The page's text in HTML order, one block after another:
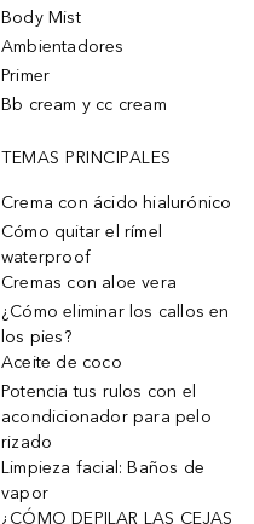
Body Mist
Ambientadores
Primer
Bb cream y cc cream
TEMAS PRINCIPALES
Crema con ácido hialurónico
Cómo quitar el rímel
waterproof
Cremas con aloe vera
¿Cómo eliminar los callos en
los pies?
Aceite de coco
Potencia tus rulos con el
acondicionador para pelo
rizado
Limpieza facial: Baños de
vapor
¿CÓMO DEPILAR LAS CEJAS